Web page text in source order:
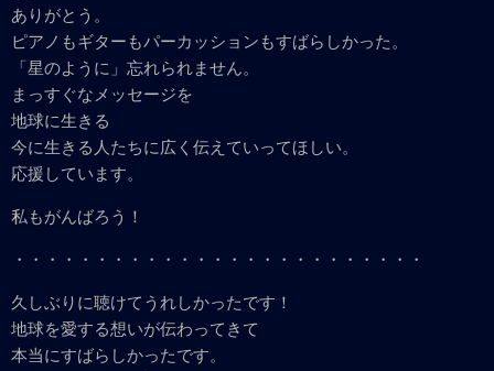
ありがとう。
ピアノもギターもパーカッションもすばらしかった。
「星のように」忘れられません。
まっすぐなメッセージを
地球に生きる
今に生きる人たちに広く伝えていってほしい。
応援しています。
私もがんばろう！
・・・・・・・・・・・・・・・・・・・・・・・・・
久しぶりに聴けてうれしかったです！
地球を愛する想いが伝わってきて
本当にすばらしかったです。